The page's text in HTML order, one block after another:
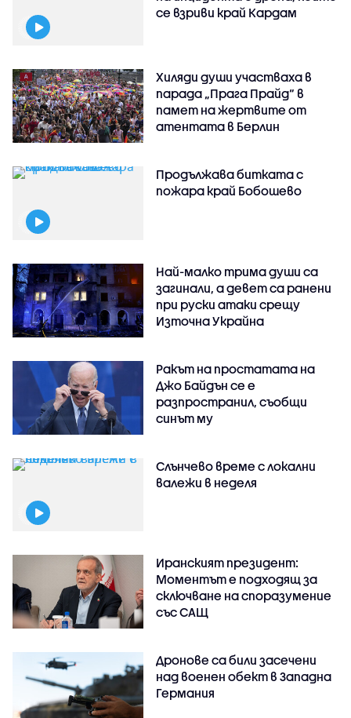
се взриви край Кардам
Хиляди души участваха в
парада „Прага Прайд“ в
памет на жертвите от
атентата в Берлин
Продължава битката с
пожара край Бобошево
Най-малко трима души са
загинали, а девет са ранени
при руски атаки срещу
Източна Украйна
Ракът на простатата на
Джо Байдън се е
разпространил, съобщи
синът му
Слънчево време с локални
валежи в неделя
Иранският президент:
Моментът е подходящ за
сключване на споразумение
със САЩ
Дронове са били засечени
над военен обект в Западна
Германия